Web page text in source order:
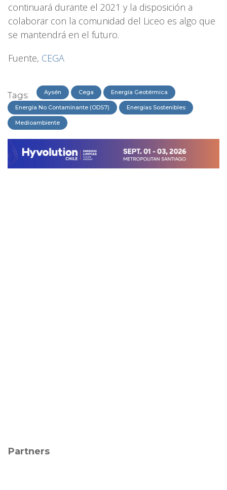
continuará durante el 2021 y la disposición a
colaborar con la comunidad del Liceo es algo que
se mantendrá en el futuro.
Fuente, CEGA
Tags: Aysén Cega Energía Geotérmica
Energía No Contaminante (ODS7) Energías Sostenibles
Medioambiente
Partners